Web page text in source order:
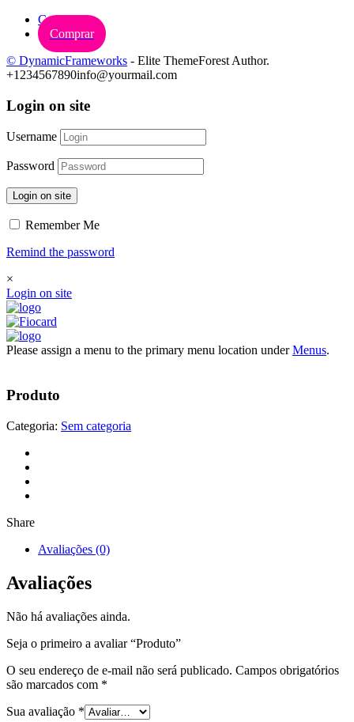
Carrinho
Comprar
© DynamicFrameworks - Elite ThemeForest Author.
+1234567890info@yourmail.com
Login on site
Username
Password
Login on site
Remember Me
Remind the password
×
Login on site
Please assign a menu to the primary menu location underMenus.
Produto
Categoria: Sem categoria
Share
Avaliações (0)
Avaliações
Não há avaliações ainda.
Seja o primeiro a avaliar “Produto”
O seu endereço de e-mail não será publicado. Campos obrigatórios
são marcados com *
Sua avaliação *